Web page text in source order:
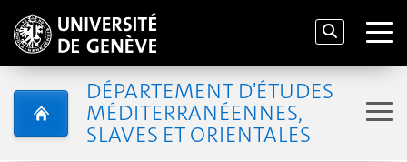
DÉPARTEMENT D'ÉTUDES
MÉDITERRANÉENNES,
SLAVES ET ORIENTALES